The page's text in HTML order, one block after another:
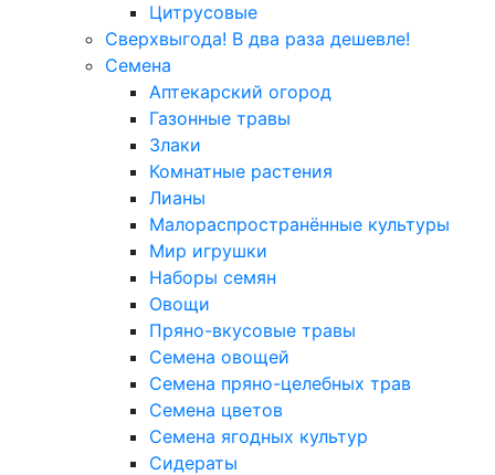
Цитрусовые
Сверхвыгода! В два раза дешевле!
Семена
Аптекарский огород
Газонные травы
Злаки
Комнатные растения
Лианы
Малораспространённые культуры
Мир игрушки
Наборы семян
Овощи
Пряно-вкусовые травы
Семена овощей
Семена пряно-целебных трав
Семена цветов
Семена ягодных культур
Сидераты